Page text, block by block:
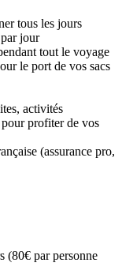
tous les jours
jour
tout le voyage
le port de vos sacs
activités
pour profiter de vos
(assurance pro,
(80€ par personne